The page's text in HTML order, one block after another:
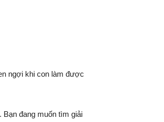
ngợi khi con làm được
Bạn đang muốn tìm giải